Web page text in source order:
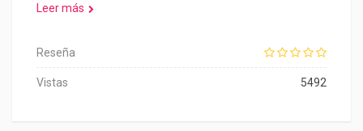
Leer más
Reseña
Vistas 5492